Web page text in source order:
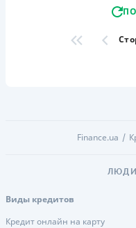
Finance.ua
Виды кредитов
Кредит онлайн на карту